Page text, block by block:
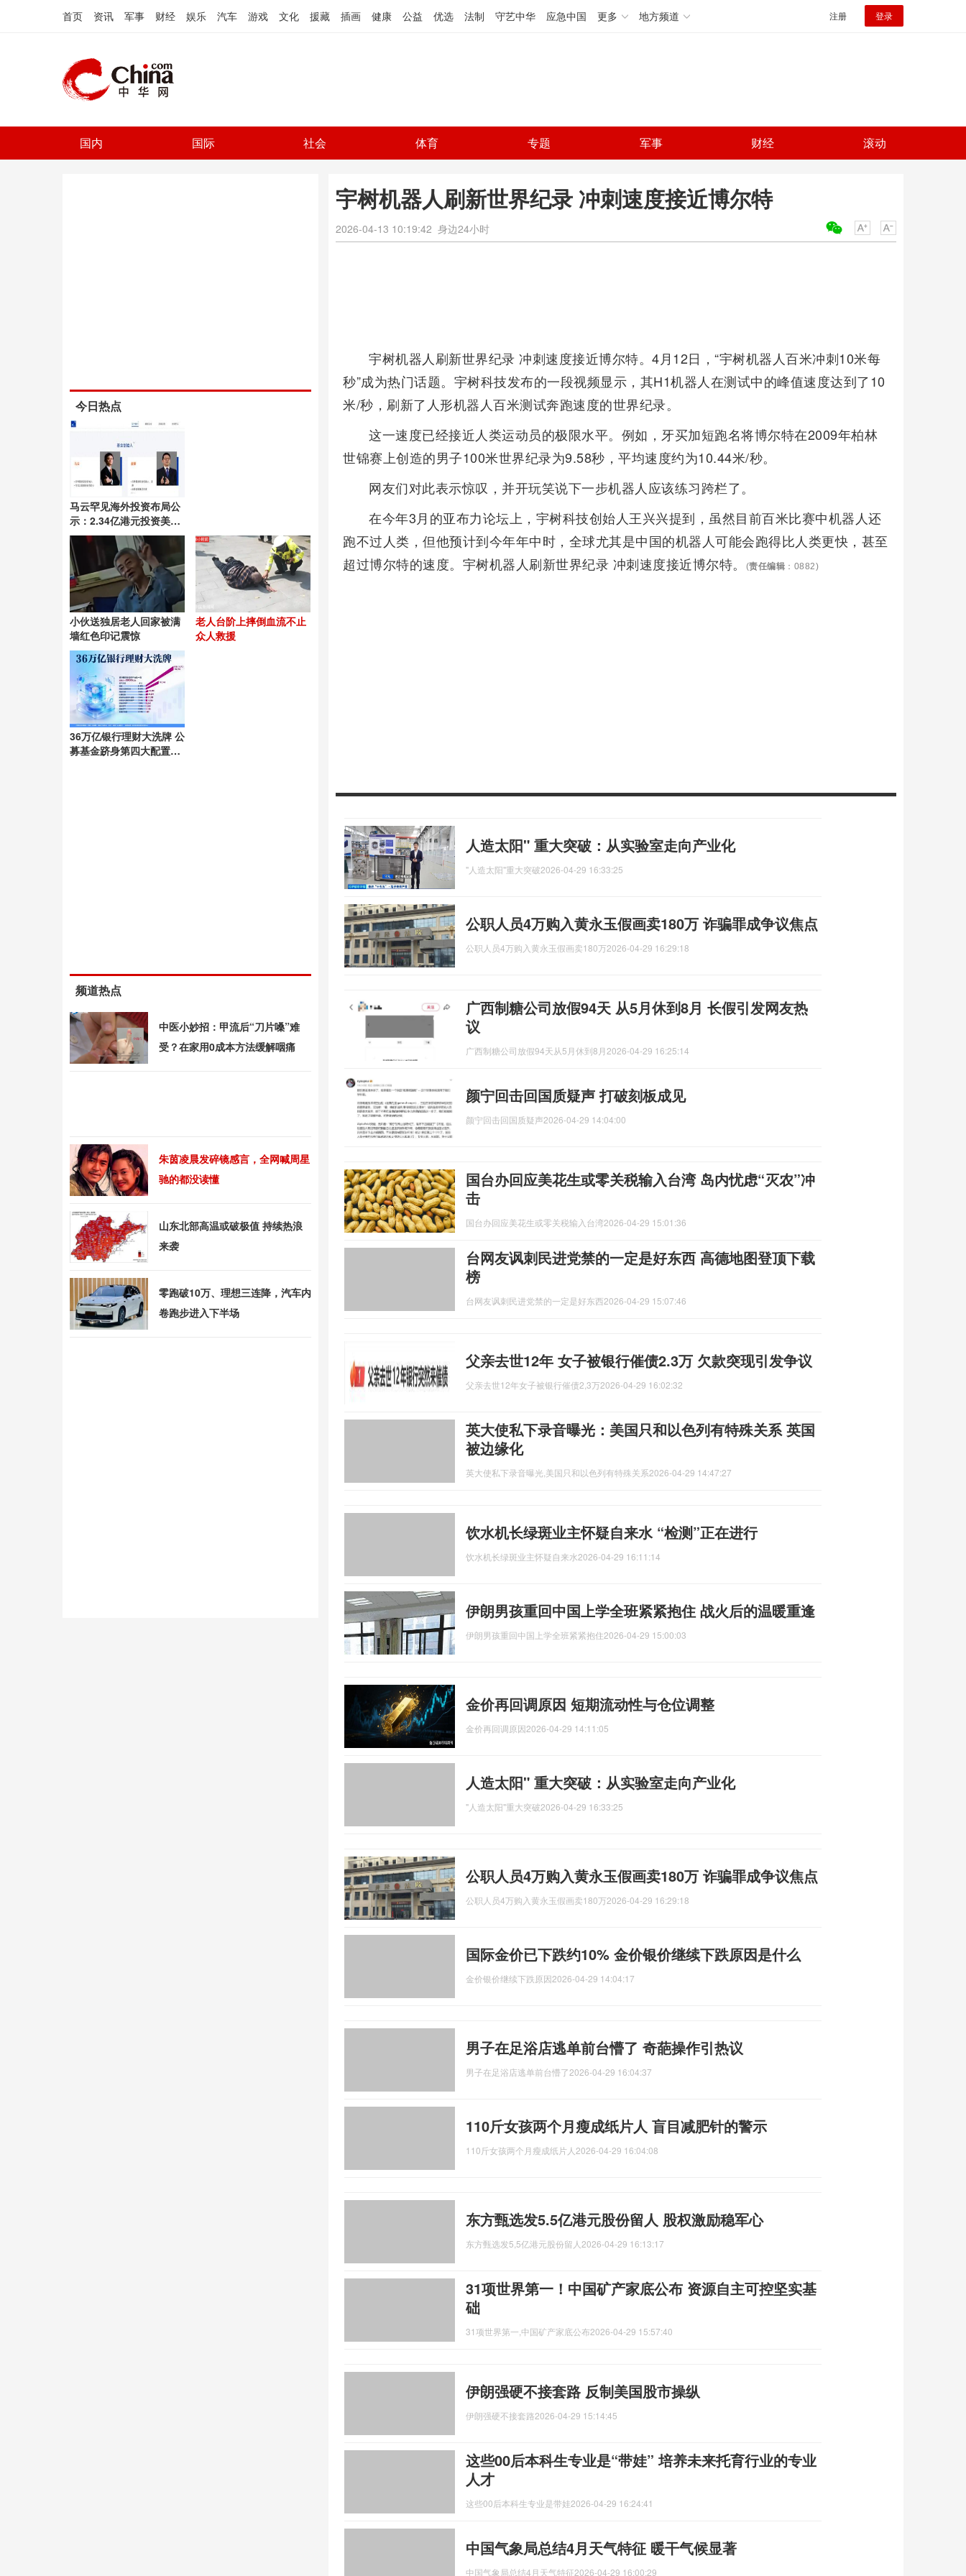
首页 资讯 军事 财经 娱乐 汽车 游戏 文化 援藏 插画 健康 公益 优选 法制 守艺中华 应急中国 更多 地方频道 注册 登录
国内 国际 社会 体育 专题 军事 财经 滚动
宇树机器人刷新世界纪录 冲刺速度接近博尔特
2026-04-13 10:19:42 身边24小时
宇树机器人刷新世界纪录 冲刺速度接近博尔特。4月12日，“宇树机器人百米冲刺10米每
秒”成为热门话题。宇树科技发布的一段视频显示，其H1机器人在测试中的峰值速度达到了10
米/秒，刷新了人形机器人百米测试奔跑速度的世界纪录。
这一速度已经接近人类运动员的极限水平。例如，牙买加短跑名将博尔特在2009年柏林
世锦赛上创造的男子100米世界纪录为9.58秒，平均速度约为10.44米/秒。
网友们对此表示惊叹，并开玩笑说下一步机器人应该练习跨栏了。
在今年3月的亚布力论坛上，宇树科技创始人王兴兴提到，虽然目前百米比赛中机器人还
跑不过人类，但他预计到今年年中时，全球尤其是中国的机器人可能会跑得比人类更快，甚至
超过博尔特的速度。宇树机器人刷新世界纪录 冲刺速度接近博尔特。
(责任编辑 ：0882)
人造太阳" 重大突破：从实验室走向产业化
"人造太阳"重大突破2026-04-29 16:33:25
公职人员4万购入黄永玉假画卖180万 诈骗罪成争议焦点
公职人员4万购入黄永玉假画卖180万2026-04-29 16:29:18
广西制糖公司放假94天 从5月休到8月 长假引发网友热
议
广西制糖公司放假94天从5月休到8月 2026-04-29 16:25:14
颜宁回击回国质疑声 打破刻板成见
颜宁回击回国质疑声2026-04-29 14:04:00
国台办回应美花生或零关税输入台湾 岛内忧虑“灭农”冲
击
国台办回应美花生或零关税输入台湾2026-04-29 15:01:36
台网友讽刺民进党禁的一定是好东西 高德地图登顶下载
榜
台网友讽刺民进党禁的一定是好东西2026-04-29 15:07:46
父亲去世12年 女子被银行催债2.3万 欠款突现引发争议
父亲去世12年女子被银行催债2,3万2026-04-29 16:02:32
英大使私下录音曝光：美国只和以色列有特殊关系 英国
被边缘化
英大使私下录音曝光,美国只和以色列有特殊关系2026-04-29 14:47:27
饮水机长绿斑业主怀疑自来水 “检测”正在进行
饮水机长绿斑业主怀疑自来水2026-04-29 16:11:14
伊朗男孩重回中国上学全班紧紧抱住 战火后的温暖重逢
伊朗男孩重回中国上学全班紧紧抱住2026-04-29 15:00:03
金价再回调原因 短期流动性与仓位调整
金价再回调原因2026-04-29 14:11:05
人造太阳" 重大突破：从实验室走向产业化
"人造太阳"重大突破2026-04-29 16:33:25
公职人员4万购入黄永玉假画卖180万 诈骗罪成争议焦点
公职人员4万购入黄永玉假画卖180万2026-04-29 16:29:18
国际金价已下跌约10% 金价银价继续下跌原因是什么
金价银价继续下跌原因2026-04-29 14:04:17
男子在足浴店逃单前台懵了 奇葩操作引热议
男子在足浴店逃单前台懵了2026-04-29 16:04:37
110斤女孩两个月瘦成纸片人 盲目减肥针的警示
110斤女孩两个月瘦成纸片人 2026-04-29 16:04:08
东方甄选发5.5亿港元股份留人 股权激励稳军心
东方甄选发5,5亿港元股份留人 2026-04-29 16:13:17
31项世界第一！中国矿产家底公布 资源自主可控坚实基
础
31项世界第一,中国矿产家底公布2026-04-29 15:57:40
伊朗强硬不接套路 反制美国股市操纵
伊朗强硬不接套路2026-04-29 15:14:45
这些00后本科生专业是“带娃” 培养未来托育行业的专业
人才
这些00后本科生专业是带娃2026-04-29 16:24:41
中国气象局总结4月天气特征 暖干气候显著
中国气象局总结4月天气特征2026-04-29 16:00:29
今日热点
马云罕见海外投资布局公
示：2.34亿港元投资美国
AI保险初创公司
小伙送独居老人回家被满
墙红色印记震惊
老人台阶上摔倒血流不止
众人救援
36万亿银行理财大洗牌 公
募基金跻身第四大配置资
频道热点
中医小妙招：甲流后“刀片嗓”难
受？在家用0成本方法缓解咽痛
朱茵凌晨发碎镜感言，全网喊周星
驰的都没读懂
山东北部高温或破极值 持续热浪
来袭
零跑破10万、理想三连降，汽车内
卷跑步进入下半场